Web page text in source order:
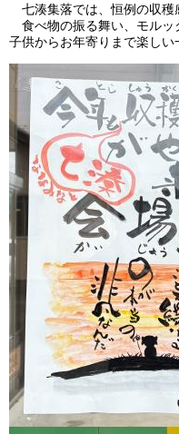
七湊集落では、恒例の収穫
食べ物の振る舞い、モルッ
子供からお年寄りまで楽しい